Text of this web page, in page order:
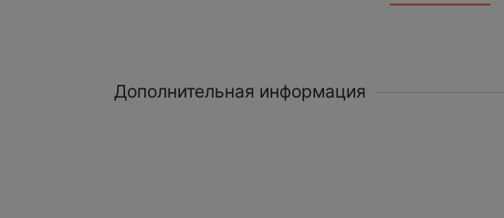
Дополнительная информация